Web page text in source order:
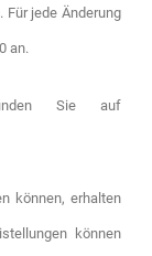
jede Änderung
an.
Sie auf
können, erhalten
können